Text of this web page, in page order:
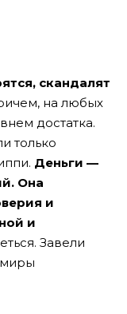
скандалят
на любых
достатка.
только
Деньги —
Она
и
и
Завели